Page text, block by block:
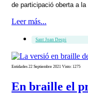
de participació oberta a
Leer más...
Sant Joan Despi
Entidades 22 Septiembre 2021 Visto: 1275
En braille el